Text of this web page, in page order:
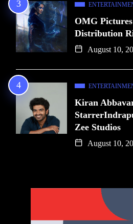
OMG
Distribution
August 10,
Kiran
Zee Studios
August 10,